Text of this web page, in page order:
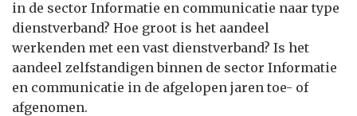
in de sector Informatie en communicatie naar type
dienstverband? Hoe groot is het aandeel
werkenden met een vast dienstverband? Is het
aandeel zelfstandigen binnen de sector Informatie
en communicatie in de afgelopen jaren toe- of
afgenomen.